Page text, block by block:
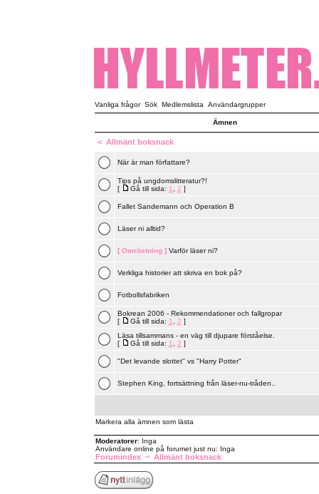
Vanliga frågor Sök Medlemslista Användargrupper
Ämnen
< Allmänt boksnack
När är man författare?
Tips på ungdomslitteratur?!
[
Gå till sida: 1 2 ]
Fallet Sandemann och Operation B
Läser ni alltid?
[ Omröstning ] Varför läser ni?
Verkliga historier att skriva en bok på?
Fotbollsfabriken
Bokrean 2006 - Rekommendationer och fallgropar
[
Gå till sida: 1 2 ]
Läsa tillsammans - en väg till djupare förståelse.
[
Gå till sida: 1 2 ]
"Det levande slottet" vs "Harry Potter"
Stephen King, fortsättning från läser-nu-tråden..
Markera alla ämnen som lästa
Moderatorer: Inga
Användare online på forumet just nu: Inga
Forumindex~ Allmänt boksnack